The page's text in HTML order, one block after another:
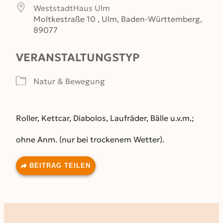
WeststadtHaus Ulm
Moltkestraße 10 , Ulm, Baden-Württemberg,
89077
VERANSTALTUNGSTYP
Natur & Bewegung
Roller, Kettcar, Diabolos, Laufräder, Bälle u.v.m.;
ohne Anm. (nur bei trockenem Wetter).
BEITRAG TEILEN